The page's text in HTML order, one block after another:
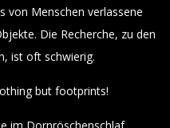
von Menschen verlassene
Die Recherche, zu den
ist oft schwierig.
but footprints!